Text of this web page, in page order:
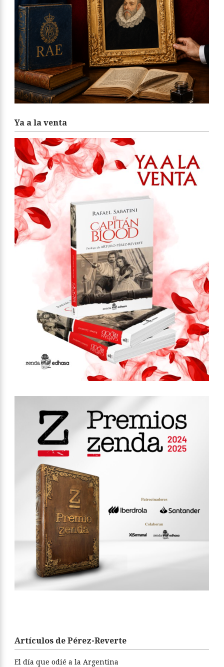
Ya a la venta
Artículos de Pérez-Reverte
El día que odié a la Argentina